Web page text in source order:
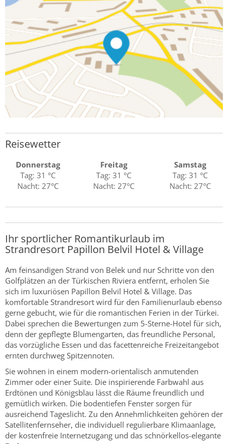
Reisewetter
Donnerstag
Tag: 31 °C
Nacht: 27°C
Freitag
Tag: 31 °C
Nacht: 27°C
Samstag
Tag: 31 °C
Nacht: 27°C
Ihr sportlicher Romantikurlaub im
Strandresort Papillon Belvil Hotel & Village
Am feinsandigen Strand von Belek und nur Schritte von den
Golfplätzen an der Türkischen Riviera entfernt, erholen Sie
sich im luxuriösen Papillon Belvil Hotel & Village. Das
komfortable Strandresort wird für den Familienurlaub ebenso
gerne gebucht, wie für die romantischen Ferien in der Türkei.
Dabei sprechen die Bewertungen zum 5-Sterne-Hotel für sich,
denn der gepflegte Blumengarten, das freundliche Personal,
das vorzügliche Essen und das facettenreiche Freizeitangebot
ernten durchweg Spitzennoten.
Sie wohnen in einem modern-orientalisch anmutenden
Zimmer oder einer Suite. Die inspirierende Farbwahl aus
Erdtönen und Königsblau lässt die Räume freundlich und
gemütlich wirken. Die bodentiefen Fenster sorgen für
ausreichend Tageslicht. Zu den Annehmlichkeiten gehören der
Satellitenfernseher, die individuell regulierbare Klimaanlage,
der kostenfreie Internetzugang und das schnörkellos-elegante